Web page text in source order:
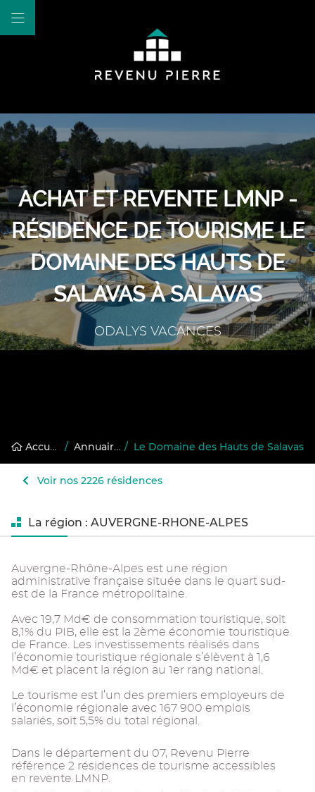
ACHAT ET REVENTE LMNP -
RÉSIDENCE DE TOURISME LE
DOMAINE DES HAUTS DE
SALAVAS À SALAVAS
ODALYS VACANCES
Accueil / Annuaire des résidences gérées / Le Domaine des Hauts de Salavas
Voir nos 2226 résidences
La région : AUVERGNE-RHONE-ALPES
Auvergne-Rhône-Alpes est une région
administrative française située dans le quart sud-
est de la France métropolitaine.
Avec 19,7 Md€ de consommation touristique, soit
8,1% du PIB, elle est la 2ème économie touristique
de France. Les investissements réalisés dans
l’économie touristique régionale s’élèvent à 1,6
Md€ et placent la région au 1er rang national.
Le tourisme est l’un des premiers employeurs de
l’économie régionale avec 167 900 emplois
salariés, soit 5,5% du total régional.
Dans le département du 07, Revenu Pierre
référence 2 résidences de tourisme accessibles
en revente LMNP.